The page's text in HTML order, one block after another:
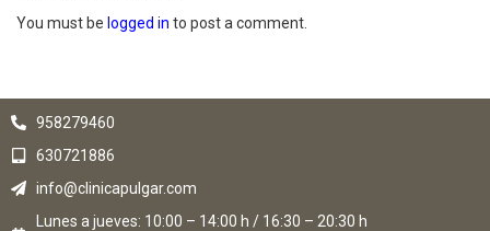
You must be logged in to post a comment.
958279460
630721886
info@clinicapulgar.com
Lunes a jueves: 10:00 – 14:00 h / 16:30 – 20:30 h